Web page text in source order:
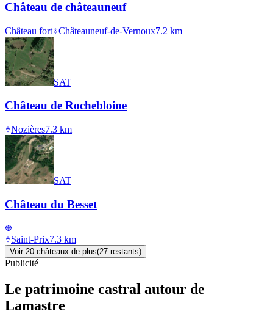
Château de châteauneuf
Château fort Châteauneuf-de-Vernoux7.2 km
SAT
Château de Rochebloine
Nozières7.3 km
SAT
Château du Besset
Saint-Prix7.3 km
Voir 20 châteaux de plus(27 restants)
Publicité
Le patrimoine castral autour de
Lamastre